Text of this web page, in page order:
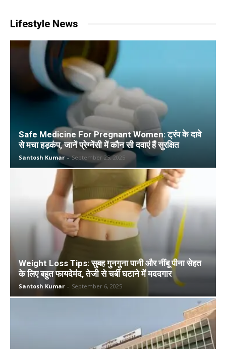
Lifestyle News
Safe Medicine For Pregnant Women: ट्रंप के दावे
से मचा हड़कंप, जानें प्रेग्नेंसी में कौन सी दवाएं हैं सुरक्षित
Santosh Kumar - September 25, 2025
Weight Loss Tips: सुबह गुनगुना पानी और नींबू पीना सेहत
के लिए बहुत फायदेमंद, तेजी से चर्बी घटाने में मददगार
Santosh Kumar - September 6, 2025